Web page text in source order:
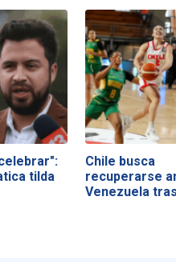
tilda
Chile busca
recuperarse
Venezuela